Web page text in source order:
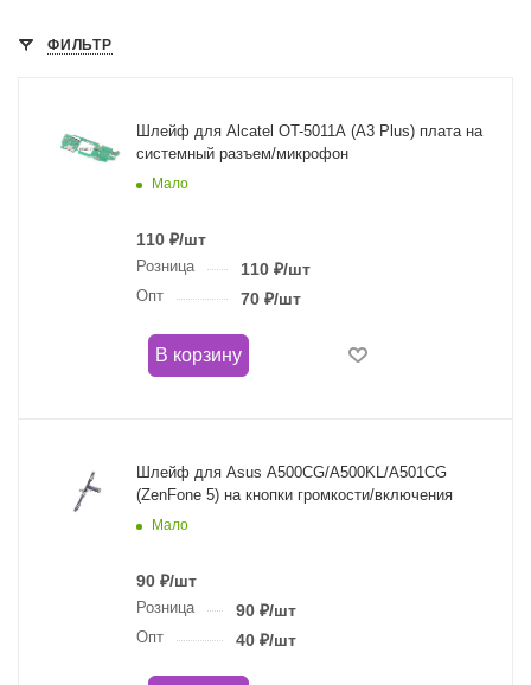
ФИЛЬТР
Шлейф для Alcatel OT-5011A (A3 Plus) плата на
системный разъем/микрофон
Мало
110 ₽/шт
Розница 110₽/шт
Опт 70₽/шт
В корзину
Шлейф для Asus A500CG/A500KL/A501CG
(ZenFone 5) на кнопки громкости/включения
Мало
90 ₽/шт
Розница 90₽/шт
Опт 40₽/шт